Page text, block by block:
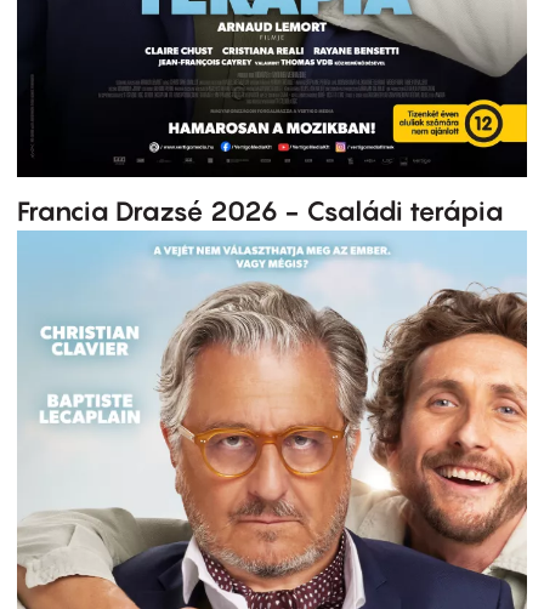
Francia Drazsé 2026 - Családi terápia